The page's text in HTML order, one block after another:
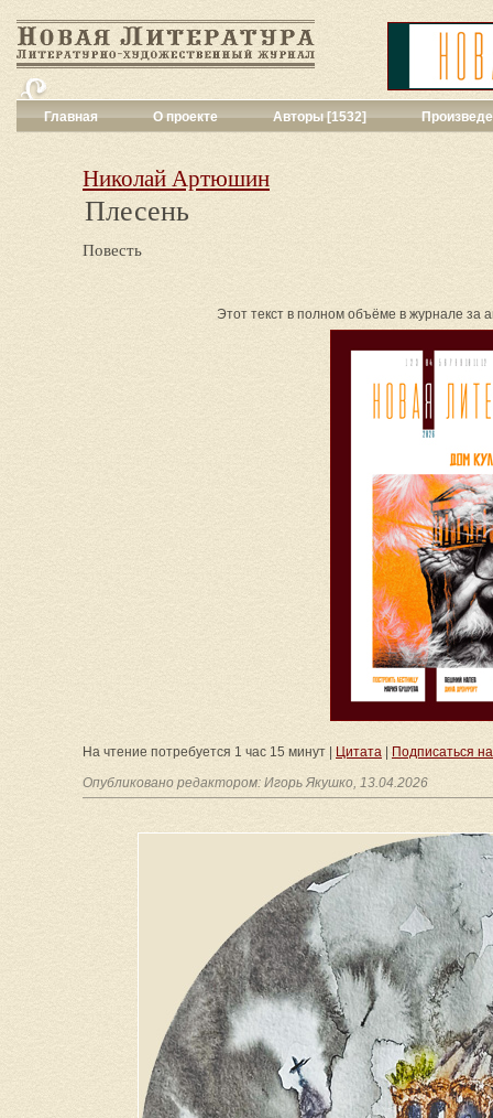
Главная О проекте Авторы [1532]
Драматургия
Галерея [144]
Поэзия
[1016]
Другие жанры
Все жанры
Николай Артюшин
Плесень
Повесть
Этот текст в полном объёме в журнале за
На чтение потребуется 1 час 15 минут | Цитата
Подписаться
Опубликовано редактором: Игорь Якушко, 13.04.2026